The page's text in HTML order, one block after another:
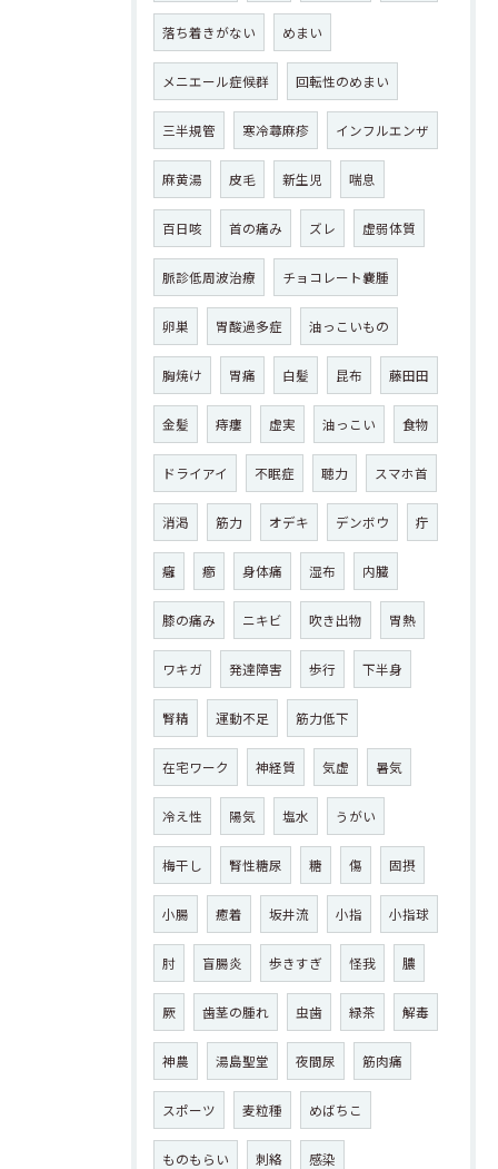
落ち着きがない めまい
メニエール症候群 回転性のめまい
三半規管 寒冷蕁麻疹 インフルエンザ
麻黄湯 皮毛 新生児 喘息
百日咳 首の痛み ズレ 虚弱体質
脈診低周波治療 チョコレート嚢腫
卵巣 胃酸過多症 油っこいもの
胸焼け 胃痛 白髪 昆布 藤田田
金髪 痔瘻 虚実 油っこい 食物
ドライアイ 不眠症 聴力 スマホ首
消渇 筋力 オデキ デンボウ 疔
癰 癤 身体痛 湿布 内臓
膝の痛み ニキビ 吹き出物 胃熱
ワキガ 発達障害 歩行 下半身
腎精 運動不足 筋力低下
在宅ワーク 神経質 気虚 暑気
冷え性 陽気 塩水 うがい
梅干し 腎性糖尿 糖 傷 固摂
小腸 癒着 坂井流 小指 小指球
肘 盲腸炎 歩きすぎ 怪我 膿
厥 歯茎の腫れ 虫歯 緑茶 解毒
神農 湯島聖堂 夜間尿 筋肉痛
スポーツ 麦粒種 めばちこ
ものもらい 刺絡 感染